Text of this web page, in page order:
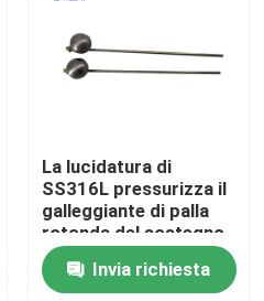
La lucidatura di
SS316L pressurizza il
galleggiante di palla
rotonda del sostegno
Invia richiesta